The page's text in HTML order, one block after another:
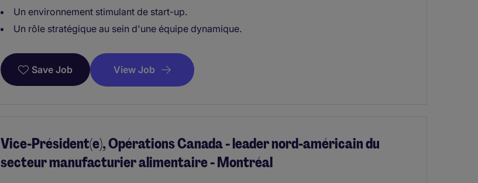
Un environnement stimulant de start-up.
Un rôle stratégique au sein d'une équipe dynamique.
Save Job View Job
Vice-Président(e), Opérations Canada - leader nord-américain du
secteur manufacturier alimentaire - Montréal